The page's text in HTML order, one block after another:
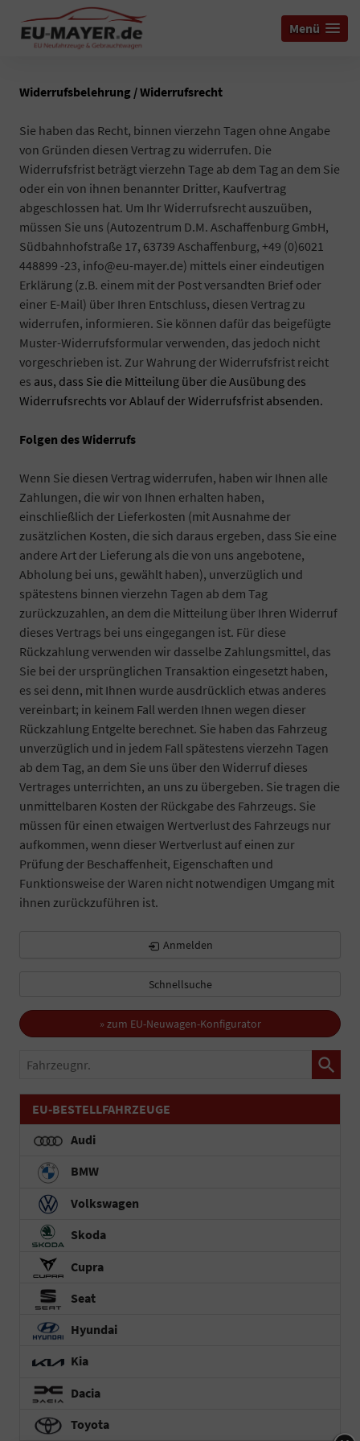
Menü
Widerrufsbelehrung / Widerrufsrecht
Sie haben das Recht, binnen vierzehn Tagen ohne Angabe
von Gründen diesen Vertrag zu widerrufen. Die
Widerrufsfrist beträgt vierzehn Tage ab dem Tag an dem Sie
oder ein von ihnen benannter Dritter, Kaufvertrag
abgeschlossen hat. Um Ihr Widerrufsrecht auszuüben,
müssen Sie uns (Autozentrum D.M. Aschaffenburg GmbH,
Südbahnhofstraße 17, 63739 Aschaffenburg, +49 (0)6021
448899 -23, info@eu-mayer.de) mittels einer eindeutigen
Erklärung (z.B. einem mit der Post versandten Brief oder
einer E-Mail) über Ihren Entschluss, diesen Vertrag zu
widerrufen, informieren. Sie können dafür das beigefügte
Muster-Widerrufsformular verwenden, das jedoch nicht
vorgeschrieben ist. Zur Wahrung der Widerrufsfrist reicht
es aus, dass Sie die Mitteilung über die Ausübung des
Widerrufsrechts vor Ablauf der Widerrufsfrist absenden.
Folgen des Widerrufs
Wenn Sie diesen Vertrag widerrufen, haben wir Ihnen alle
Zahlungen, die wir von Ihnen erhalten haben,
einschließlich der Lieferkosten (mit Ausnahme der
zusätzlichen Kosten, die sich daraus ergeben, dass Sie eine
andere Art der Lieferung als die von uns angebotene,
Abholung bei uns, gewählt haben), unverzüglich und
spätestens binnen vierzehn Tagen ab dem Tag
zurückzuzahlen, an dem die Mitteilung über Ihren Widerruf
dieses Vertrags bei uns eingegangen ist. Für diese
Rückzahlung verwenden wir dasselbe Zahlungsmittel, das
Sie bei der ursprünglichen Transaktion eingesetzt haben,
es sei denn, mit Ihnen wurde ausdrücklich etwas anderes
vereinbart; in keinem Fall werden Ihnen wegen dieser
Rückzahlung Entgelte berechnet. Sie haben das Fahrzeug
unverzüglich und in jedem Fall spätestens vierzehn Tagen
ab dem Tag, an dem Sie uns über den Widerruf dieses
Vertrages unterrichten, an uns zu übergeben. Sie tragen die
unmittelbaren Kosten der Rückgabe des Fahrzeugs. Sie
müssen für einen etwaigen Wertverlust des Fahrzeugs nur
aufkommen, wenn dieser Wertverlust auf einen zur
Prüfung der Beschaffenheit, Eigenschaften und
Funktionsweise der Waren nicht notwendigen Umgang mit
ihnen zurückzuführen ist.
Anmelden
Schnellsuche
» zum EU-Neuwagen-Konfigurator
Fahrzeugnr.
EU-BESTELLFAHRZEUGE
Audi
BMW
Volkswagen
Skoda
Cupra
Seat
Hyundai
Kia
Dacia
Toyota